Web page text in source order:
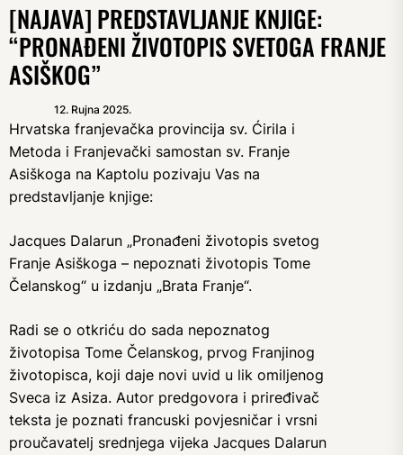
[NAJAVA] PREDSTAVLJANJE KNJIGE:
“PRONAĐENI ŽIVOTOPIS SVETOGA FRANJE
ASIŠKOG”
12. Rujna 2025.
Hrvatska franjevačka provincija sv. Ćirila i
Metoda i Franjevački samostan sv. Franje
Asiškoga na Kaptolu pozivaju Vas na
predstavljanje knjige:
Jacques Dalarun „Pronađeni životopis svetog
Franje Asiškoga – nepoznati životopis Tome
Čelanskog“ u izdanju „Brata Franje“.
Radi se o otkriću do sada nepoznatog
životopisa Tome Čelanskog, prvog Franjinog
životopisca, koji daje novi uvid u lik omiljenog
Sveca iz Asiza. Autor predgovora i priređivač
teksta je poznati francuski povjesničar i vrsni
proučavatelj srednjega vijeka Jacques Dalarun